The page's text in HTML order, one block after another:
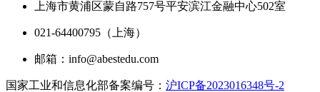
上海市黄浦区蒙自路757号平安滨江金融中心502室
021-64400795（上海）
邮箱：info@abestedu.com
国家工业和信息化部备案编号： 沪ICP备2023016348号-2